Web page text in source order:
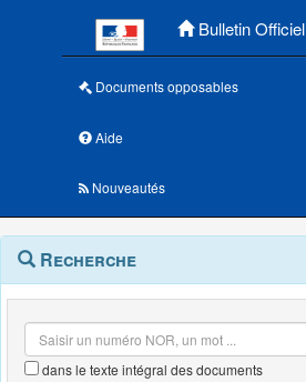
Bulletin Officiel
Documents opposables
Aide
Nouveautés
Navigation
outils
Menu
contextuel
Recherche
dans le texte intégral des documents